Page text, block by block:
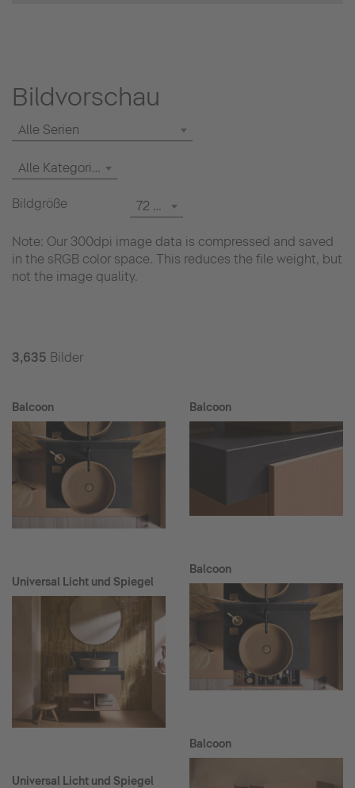
Bildvorschau
Alle Serien
Alle Kategorien
Bildgröße 72 dpi
Note: Our 300dpi image data is compressed and saved
in the sRGB color space. This reduces the file weight, but
not the image quality.
3,635 Bilder
Balcoon
Universal Licht und Spiegel
Universal Licht und Spiegel
Balcoon
Balcoon
Balcoon